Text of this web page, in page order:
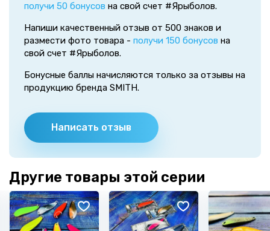
получи 50 бонусов на свой счет #Ярыболов.
Напиши качественный отзыв от 500 знаков и
размести фото товара - получи 150 бонусов на
свой счет #Ярыболов.
Бонусные баллы начисляются только за отзывы на
продукцию бренда SMITH.
Написать отзыв
Другие товары этой серии